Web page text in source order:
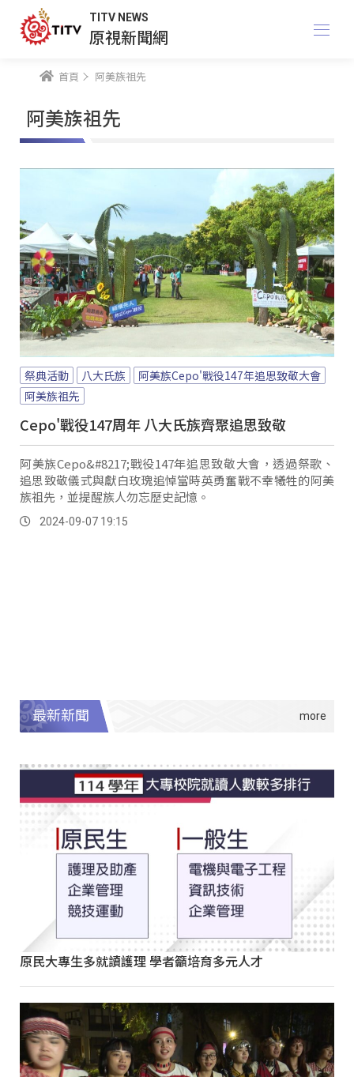
TITV NEWS
原視新聞網
首頁 阿美族祖先
阿美族祖先
祭典活動 八大氏族
阿美族Cepo'戰役147年追思致敬大會
阿美族祖先
Cepo'戰役147周年 八大氏族齊聚追思致敬
阿美族Cepo&#8217;戰役147年追思致敬大會，透過祭歌、
追思致敬儀式與獻白玫瑰追悼當時英勇奮戰不幸犧牲的阿美
族祖先，並提醒族人勿忘歷史記憶。
2024-09-07 19:15
最新新聞
原民大專生多就讀護理 學者籲培育多元人才